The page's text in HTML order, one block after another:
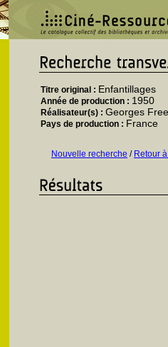
Titre original : Enfantillages
Année de production : 1950
Réalisateur(s) : Georges
Pays de production : France
Nouvelle recherche / Retour